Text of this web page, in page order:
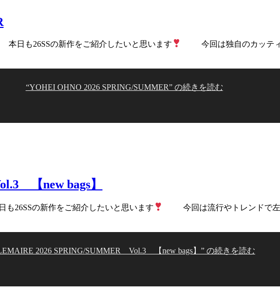
日も26SSの新作をご紹介したいと思います
今回は独自のカッティ
“YOHEI OHNO 2026 SPRING/SUMMER” の続きを読む
【new bags】
26SSの新作をご紹介したいと思います
今回は流行やトレンドで左
2026 SPRING/SUMMER Vol.3 【new bags】” の続きを読む